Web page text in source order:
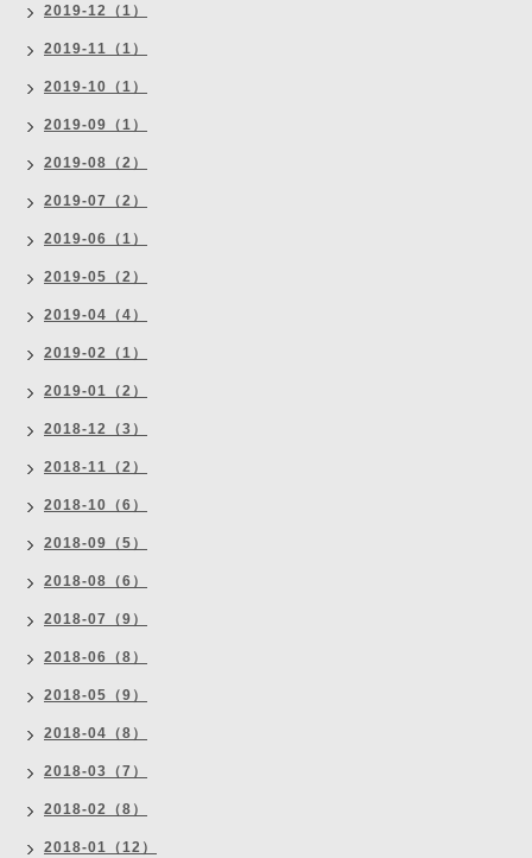
2019-12（1）
2019-11（1）
2019-10（1）
2019-09（1）
2019-08（2）
2019-07（2）
2019-06（1）
2019-05（2）
2019-04（4）
2019-02（1）
2019-01（2）
2018-12（3）
2018-11（2）
2018-10（6）
2018-09（5）
2018-08（6）
2018-07（9）
2018-06（8）
2018-05（9）
2018-04（8）
2018-03（7）
2018-02（8）
2018-01（12）